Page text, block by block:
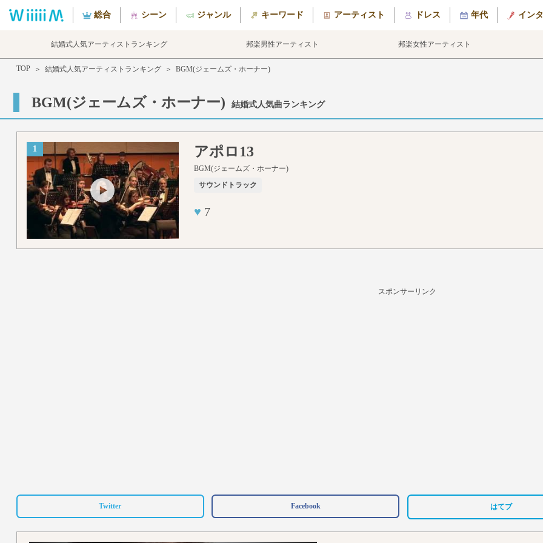
総合 シーン ジャンル キーワード アーティスト ドレス 年代 イン
結婚式人気アーティストランキング 邦楽男性アーティスト 邦楽女性アーティスト
TOP ＞ 結婚式人気アーティストランキング ＞ BGM(ジェームズ・ホーナー)
BGM(ジェームズ・ホーナー) 結婚式人気曲ランキング
1 アポロ13
BGM(ジェームズ・ホーナー)
サウンドトラック
♥ 7
スポンサーリンク
Twitter Facebook はてブ